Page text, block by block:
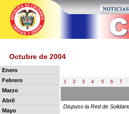
Octubre de 2004
Enero
Febrero
Marzo
Abril
Mayo
1 2 3 4 5 6 7
Dispuso la Red de